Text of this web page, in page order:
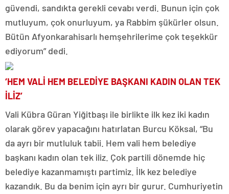
güvendi, sandıkta gerekli cevabı verdi. Bunun için çok
mutluyum, çok onurluyum, ya Rabbim şükürler olsun.
Bütün Afyonkarahisarlı hemşehrilerime çok teşekkür
ediyorum” dedi.
‘HEM VALİ HEM BELEDİYE BAŞKANI KADIN OLAN TEK
İLİZ’
Vali Kübra Güran Yiğitbaşı ile birlikte ilk kez iki kadın
olarak görev yapacağını hatırlatan Burcu Köksal, “Bu
da ayrı bir mutluluk tabii. Hem vali hem belediye
başkanı kadın olan tek iliz. Çok partili dönemde hiç
belediye kazanmamıştı partimiz. İlk kez belediye
kazandık. Bu da benim için ayrı bir gurur. Cumhuriyetin